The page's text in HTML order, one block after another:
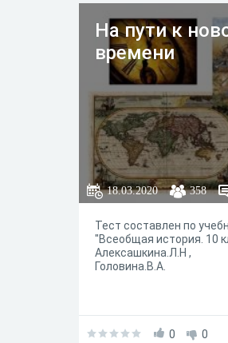
На пути к
времени
18.03.2020 358
Тест составлен по
"Всеобщая история. 10
Алексашкина.Л.Н ,
Головина.В.А.
0 0